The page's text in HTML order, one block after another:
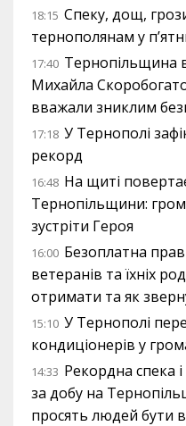
18:15 Спеку, дощ,
тернополянам у
17:40 Тернопільщина
Михайла
вважали зниклим
17:18 У Тернополі
рекорд
16:48 На щиті
Тернопільщини:
зустріти Героя
16:00 Безоплатна
ветеранів та їхніх
отримати та як
15:10 У Тернополі
кондиціонерів у
14:33 Рекордна спека
за добу на
просять людей бути